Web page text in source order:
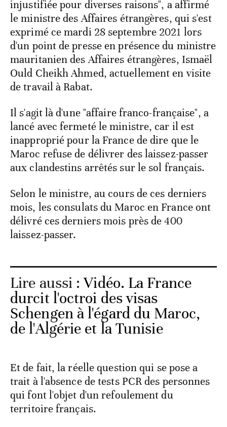
injustifiée pour diverses raisons", a affirmé
le ministre des Affaires étrangères, qui s'est
exprimé ce mardi 28 septembre 2021 lors
d'un point de presse en présence du ministre
mauritanien des Affaires étrangères, Ismaël
Ould Cheikh Ahmed, actuellement en visite
de travail à Rabat.
Il s'agit là d'une "affaire franco-française", a
lancé avec fermeté le ministre, car il est
inapproprié pour la France de dire que le
Maroc refuse de délivrer des laissez-passer
aux clandestins arrêtés sur le sol français.
Selon le ministre, au cours de ces derniers
mois, les consulats du Maroc en France ont
délivré ces derniers mois près de 400
laissez-passer.
Lire aussi :Vidéo. La France
durcit l'octroi des visas
Schengen à l'égard du Maroc,
de l'Algérie et la Tunisie
Et de fait, la réelle question qui se pose a
trait à l'absence de tests PCR des personnes
qui font l'objet d'un refoulement du
territoire français.